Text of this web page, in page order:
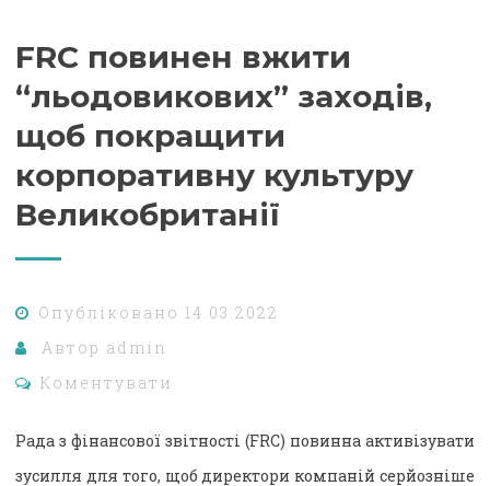
FRC повинен вжити
“льодовикових” заходів,
щоб покращити
корпоративну культуру
Великобританії
Опубліковано 14.03.2022
Автор admin
Коментувати
Рада з фінансової звітності (FRC) повинна активізувати
зусилля для того, щоб директори компаній серйозніше